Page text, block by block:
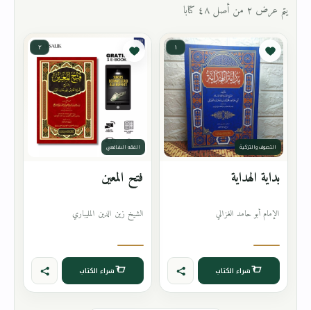
يتم عرض ٢ من أصل ٤٨ كتابا
١
التصوف والتزكية
بداية الهداية
الإمام أبو حامد الغزالي
شراء الكتاب
٢
الفقه الشافعي
فتح المعين
الشيخ زين الدين المليباري
شراء الكتاب